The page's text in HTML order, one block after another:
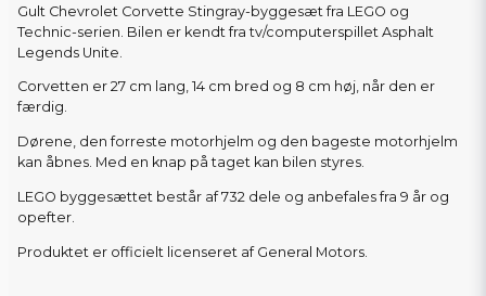
Gult Chevrolet Corvette Stingray-byggesæt fra LEGO og
Technic-serien. Bilen er kendt fra tv/computerspillet Asphalt
Legends Unite.
Corvetten er 27 cm lang, 14 cm bred og 8 cm høj, når den er
færdig.
Dørene, den forreste motorhjelm og den bageste motorhjelm
kan åbnes. Med en knap på taget kan bilen styres.
LEGO byggesættet består af 732 dele og anbefales fra 9 år og
opefter.
Produktet er officielt licenseret af General Motors.